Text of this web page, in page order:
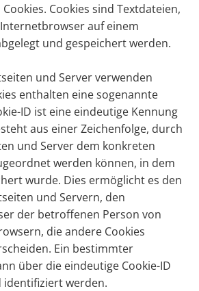
Cookies sind Textdateien,
auf einem
und gespeichert werden.
und Server verwenden
enthalten eine sogenannte
ID ist eine eindeutige Kennung
aus einer Zeichenfolge, durch
und Server dem konkreten
werden können, in dem
wurde. Dies ermöglicht es den
und Servern, den
der betroffenen Person von
die andere Cookies
Ein bestimmter
über die eindeutige Cookie-ID
werden.